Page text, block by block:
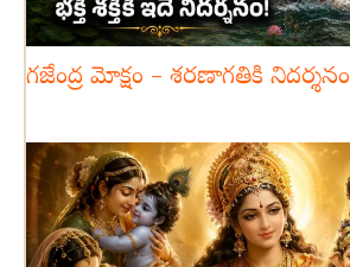
గజేంద్ర మోక్షం – శరణాగతికి నిదర్శనం